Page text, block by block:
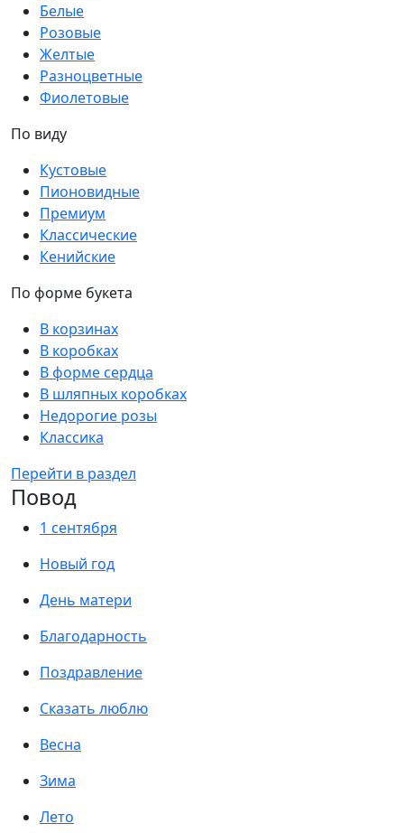
Белые
Розовые
Желтые
Разноцветные
Фиолетовые
По виду
Кустовые
Пионовидные
Премиум
Классические
Кенийские
По форме букета
В корзинах
В коробках
В форме сердца
В шляпных коробках
Недорогие розы
Классика
Перейти в раздел
Повод
1 сентября
Новый год
День матери
Благодарность
Поздравление
Сказать люблю
Весна
Зима
Лето